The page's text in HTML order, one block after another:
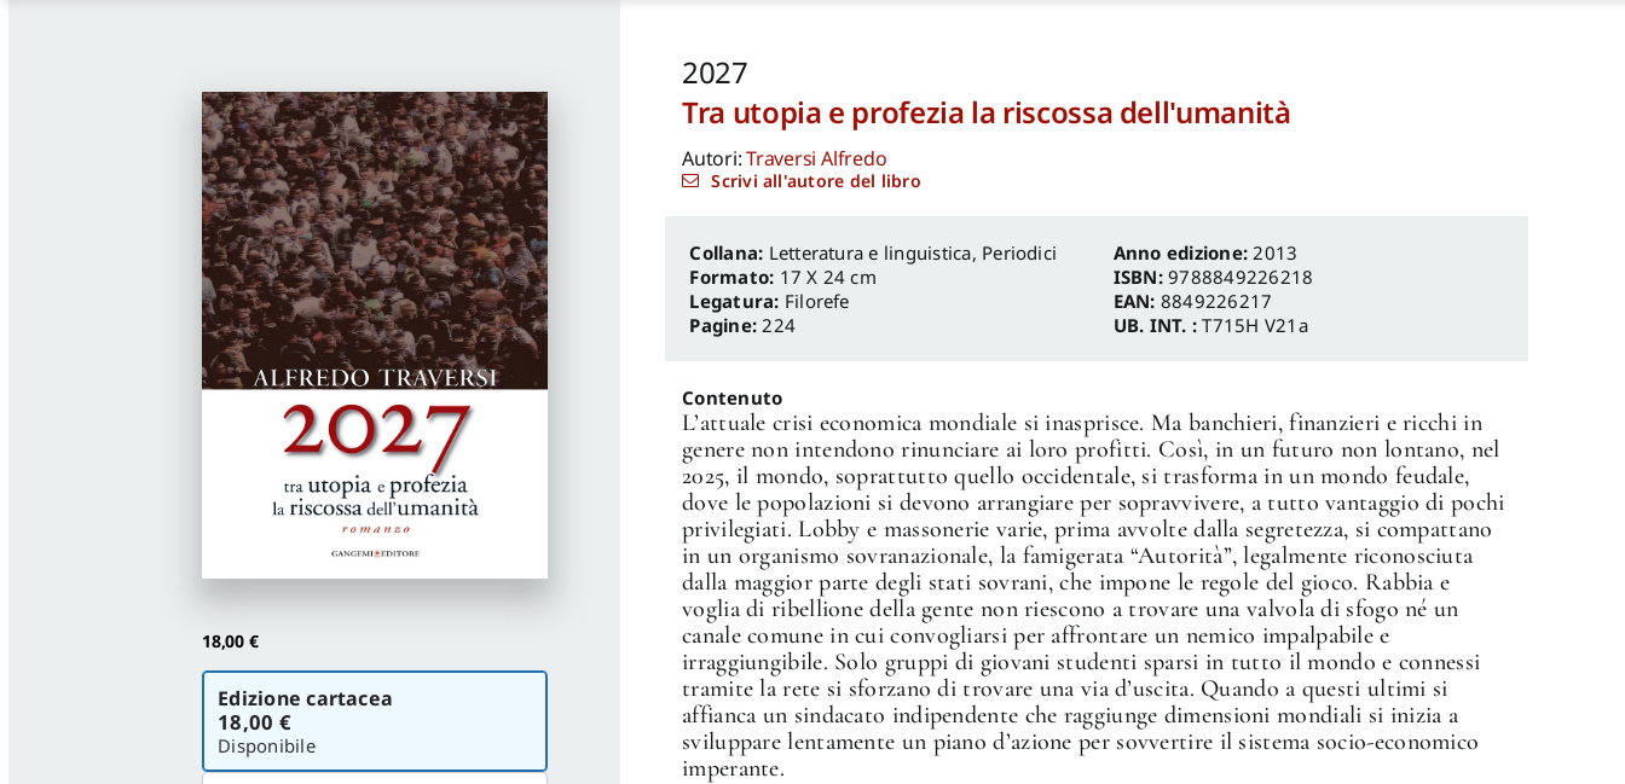
18,00 €
Scegli
versione
Edizione cartacea
18,00 €
Disponibile
2027
Tra utopia e profezia la riscossa dell'umanità
Autori:Traversi Alfredo
Scrivi all'autore del libro
Letteratura e linguistica, Periodici
Formato: 17 X 24 cm
Legatura: Filorefe
Pagine: 224
Anno edizione: 2013
ISBN:9788849226218
EAN: 8849226217
UB. INT. :T715H V21a
Contenuto
L’attuale crisi economica mondiale si inasprisce. Ma banchieri, finanzieri e ricchi in
genere non intendono rinunciare ai loro profitti. Così, in un futuro non lontano, nel
2025, il mondo, soprattutto quello occidentale, si trasforma in un mondo feudale,
dove le popolazioni si devono arrangiare per sopravvivere, a tutto vantaggio di pochi
privilegiati. Lobby e massonerie varie, prima avvolte dalla segretezza, si compattano
in un organismo sovranazionale, la famigerata “Autorità”, legalmente riconosciuta
dalla maggior parte degli stati sovrani, che impone le regole del gioco. Rabbia e
voglia di ribellione della gente non riescono a trovare una valvola di sfogo né un
canale comune in cui convogliarsi per affrontare un nemico impalpabile e
irraggiungibile. Solo gruppi di giovani studenti sparsi in tutto il mondo e connessi
tramite la rete si sforzano di trovare una via d’uscita. Quando a questi ultimi si
affianca un sindacato indipendente che raggiunge dimensioni mondiali si inizia a
sviluppare lentamente un piano d’azione per sovvertire il sistema socio-economico
imperante.